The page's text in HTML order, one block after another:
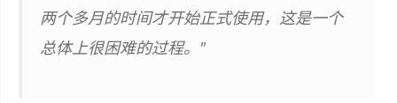
两个多月的时间才开始正式使用，这是一个
总体上很困难的过程。"